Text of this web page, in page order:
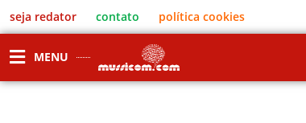
seja redator contato política cookies
MENU